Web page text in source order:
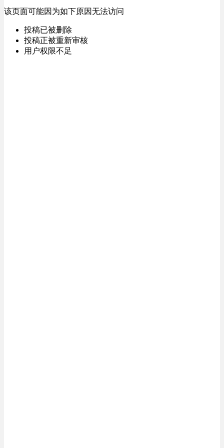
该页面可能因为如下原因无法访问
投稿已被删除
投稿正被重新审核
用户权限不足